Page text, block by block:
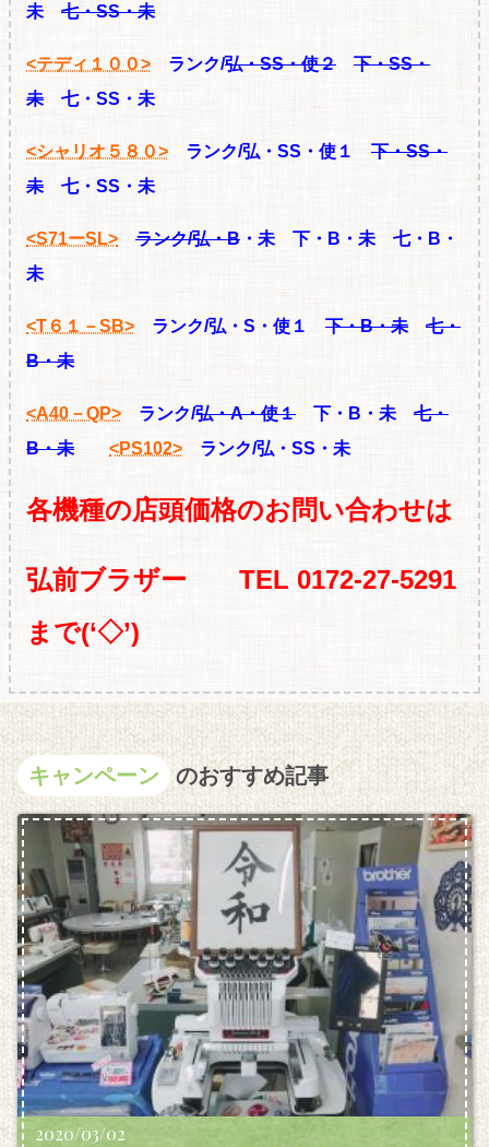
未 七・SS・未
<テディ１００> ランク/弘・SS・使２
下・SS・
未 七・SS・未
<シャリオ５８０> ランク/弘・SS・使１ 下・SS・
未 七・SS・未
<S71ーSL> ランク/弘・B ・未 下・B・未 七・B・
未
<T６１－SB> ランク/弘・S・使１ 下・B・未
七・
B・未
<A40－QP> ランク/弘・A・使１ 下・B・未 七・
B・未
<PS102> ランク/弘・SS・未
各機種の店頭価格のお問い合わせは
弘前ブラザー TEL 0172-27-5291
まで(‘◇’)ゞ
キャンペーン のおすすめ記事
2020/03/02